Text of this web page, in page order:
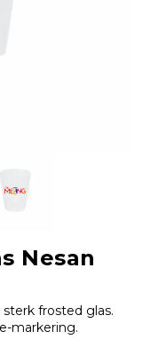
Nesan
frosted glas.
markering.